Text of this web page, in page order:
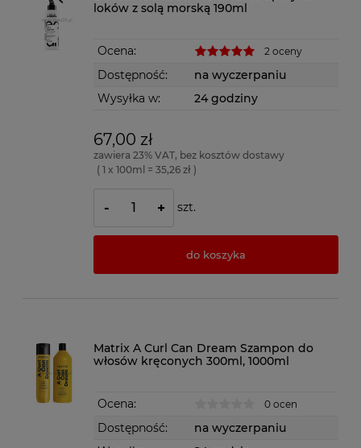
loków z solą morską 190ml
Ocena: 2 oceny
Dostępność:
na wyczerpaniu
Wysyłka w:
24 godziny
67,00 zł
zawiera 23% VAT, bez kosztów dostawy
( 1 x 100ml = 35,26 zł )
- + szt.
do koszyka
Matrix A Curl Can Dream Szampon do
włosów kręconych 300ml, 1000ml
Ocena: 0 ocen
Dostępność:
na wyczerpaniu